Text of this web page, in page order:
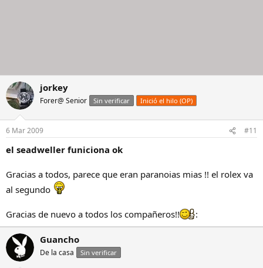
jorkey
Forer@ Senior Sin verificar Inició el hilo (OP)
6 Mar 2009 #11
el seadweller funiciona ok
Gracias a todos, parece que eran paranoias mias !! el rolex va
al segundo
Gracias de nuevo a todos los compañeros!! :
Guancho
De la casa Sin verificar